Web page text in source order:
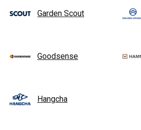
Garden Scout
Goodsense
Hangcha